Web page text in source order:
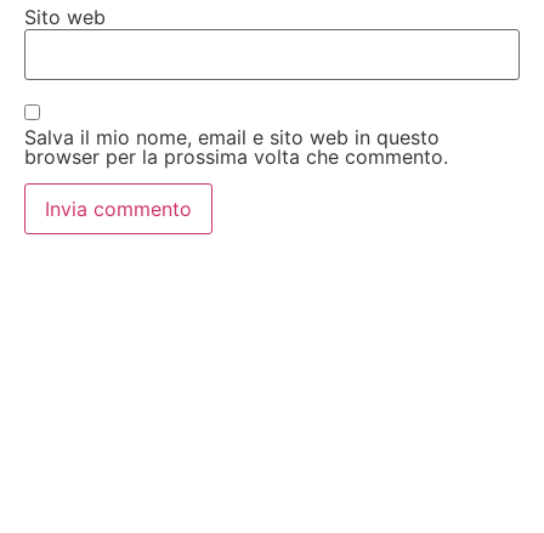
Sito web
Salva il mio nome, email e sito web in questo
browser per la prossima volta che commento.